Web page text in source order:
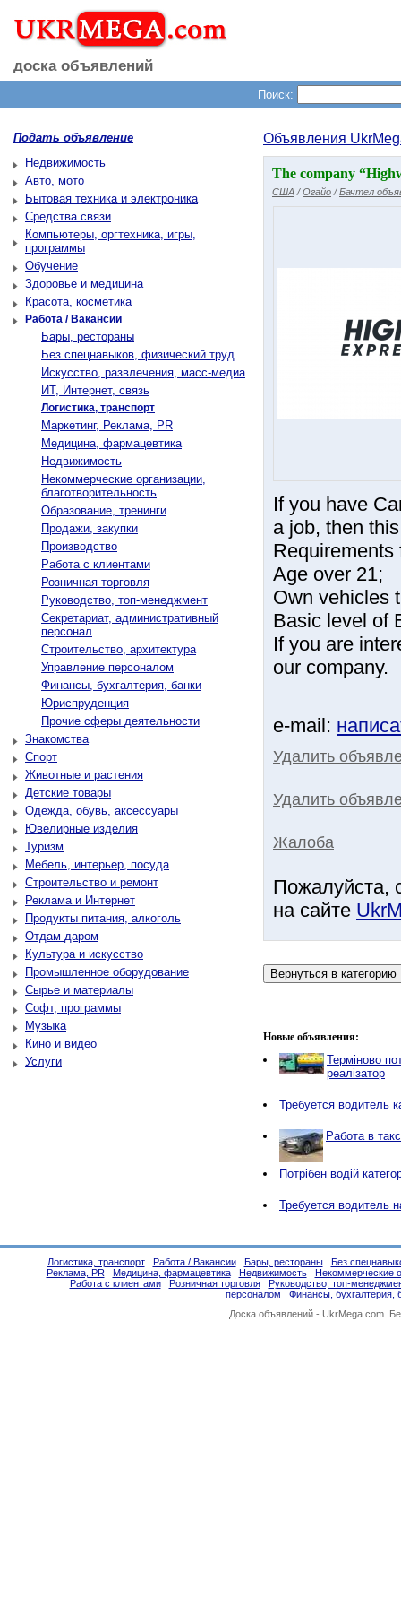
доска объявлений
Поиск:
Подать объявление
Недвижимость
Авто, мото
Бытовая техника и электроника
Средства связи
Компьютеры, оргтехника, игры,
программы
Обучение
Здоровье и медицина
Красота, косметика
Работа / Вакансии
Бары, рестораны
Без спецнавыков, физический труд
Искусство, развлечения, масс-медиа
ИТ, Интернет, связь
Логистика, транспорт
Маркетинг, Реклама, PR
Медицина, фармацевтика
Недвижимость
Некоммерческие организации,
благотворительность
Образование, тренинги
Продажи, закупки
Производство
Работа с клиентами
Розничная торговля
Руководство, топ-менеджмент
Секретариат, административный
персонал
Строительство, архитектура
Управление персоналом
Финансы, бухгалтерия, банки
Юриспруденция
Прочие сферы деятельности
Знакомства
Спорт
Животные и растения
Детские товары
Одежда, обувь, аксессуары
Ювелирные изделия
Туризм
Мебель, интерьер, посуда
Строительство и ремонт
Реклама и Интернет
Продукты питания, алкоголь
Отдам даром
Культура и искусство
Промышленное оборудование
Сырье и материалы
Софт, программы
Музыка
Кино и видео
Услуги
Объявления
The company
США /Огайо /Бачтел
If you have
a job, then
Requirements
Age over 21;
Own vehicles
Basic level of
If you are
our company.
e-mail:
Удалить
Удалить
Жалоба
Пожалуйста,
на сайте
Новые объявления:
Терміново
реалізатор
Требуется водитель
Работа в
Потрібен водій
Требуется водитель
Логистика, транспорт Работа / Вакансии Бары, рестораны
Без
Реклама, PR
Медицина, фармацевтика Недвижимость
Некоммерческие
Работа с клиентами
Розничная торговля
Руководство, топ-
персоналом
Финансы, бухгалтерия,
Доска объявлений - UkrMega.com.